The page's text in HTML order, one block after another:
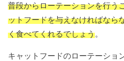
普段からローテーションを行う
ットフードを与えなければなら
く食べてくれるでしょう。
キャットフードのローテーショ